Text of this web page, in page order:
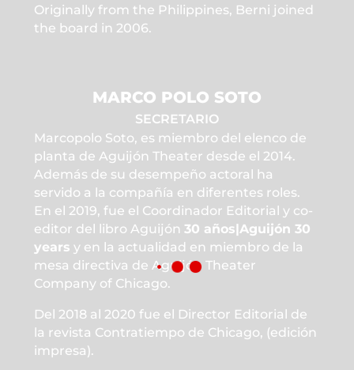
Originally from the Philippines, Berni joined
the board in 2006.
MARCO POLO SOTO
SECRETARIO
Marcopolo Soto, es miembro del elenco de
planta de Aguijón Theater desde el 2014.
Además de su desempeño actoral ha
servido a la compañía en diferentes roles.
En el 2019, fue el Coordinador Editorial y co-
editor del libro Aguijón 30 años|Aguijón 30
years y en la actualidad en miembro de la
mesa directiva de Aguijón Theater
Company of Chicago.
Del 2018 al 2020 fue el Director Editorial de
la revista Contratiempo de Chicago, (edición
impresa).